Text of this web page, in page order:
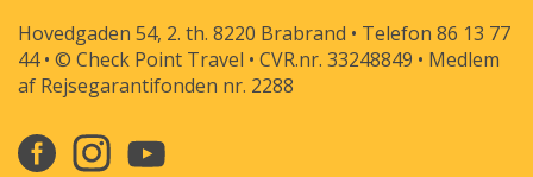
Hovedgaden 54, 2. th. 8220 Brabrand • Telefon 86 13 77
44 • © Check Point Travel • CVR.nr. 33248849 • Medlem
af Rejsegarantifonden nr. 2288